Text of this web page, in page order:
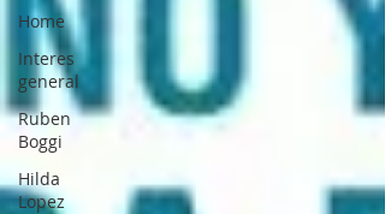
Home
Interes
general
Ruben
Boggi
Hilda
Lopez